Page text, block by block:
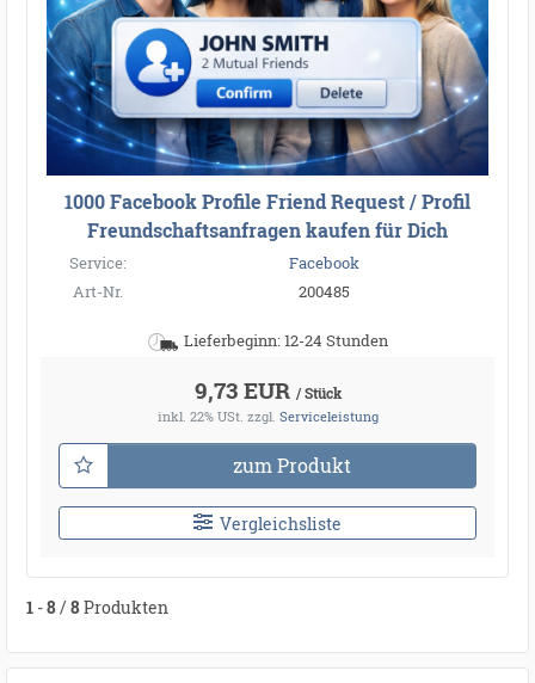
1000 Facebook Profile Friend Request / Profil
Freundschaftsanfragen kaufen für Dich
Service:
Facebook
Art-Nr.
200485
Lieferbeginn: 12-24 Stunden
9,73 EUR / Stück
inkl. 22% USt. zzgl. Serviceleistung
zum Produkt
Vergleichsliste
1 -8/ 8Produkten